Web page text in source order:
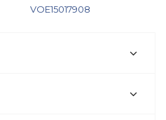
VOE15017908